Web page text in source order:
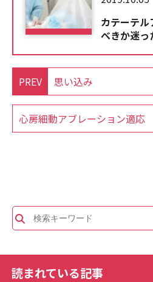
カテーテル
べきか迷
PREV 思い込み
心房細動アブレーション適応
読まれている記事